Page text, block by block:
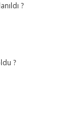
?
?